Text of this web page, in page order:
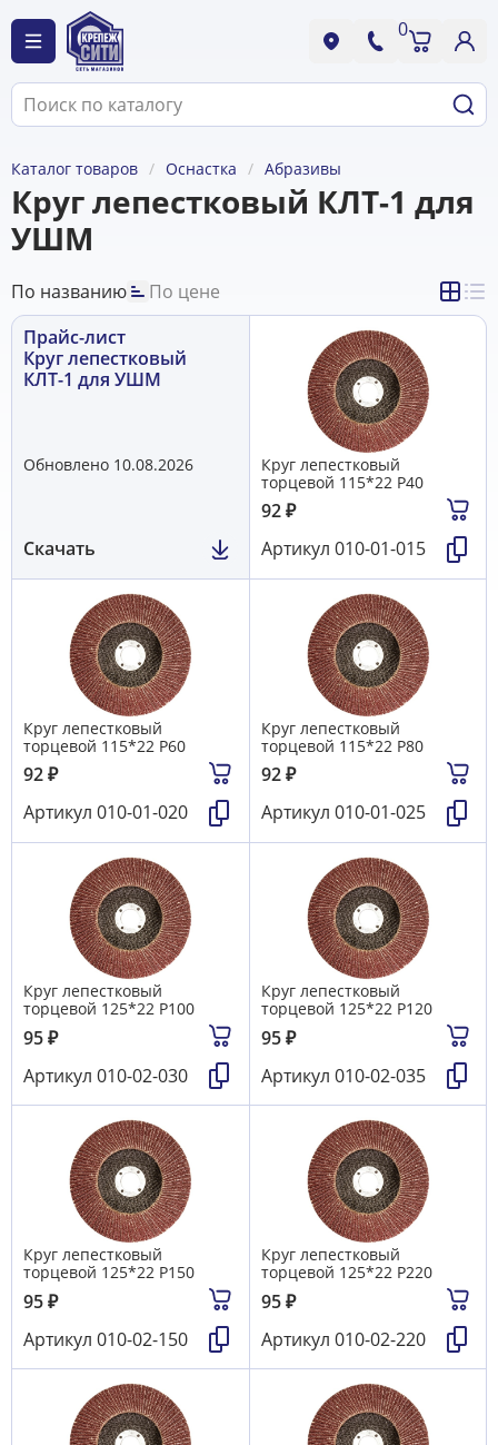
0
Каталог товаров Оснастка Абразивы
Круг лепестковый КЛТ-1 для
УШМ
По названию
По цене
Прайс-лист
Круг лепестковый
КЛТ-1 для УШМ
Обновлено 10.08.2026
Скачать
Круг лепестковый
торцевой 115*22 Р40
92₽
Артикул 010-01-015
Круг лепестковый
торцевой 115*22 Р60
92₽
Артикул 010-01-020
Круг лепестковый
торцевой 115*22 Р80
92₽
Артикул 010-01-025
Круг лепестковый
торцевой 125*22 Р100
95₽
Артикул 010-02-030
Круг лепестковый
торцевой 125*22 Р120
95₽
Артикул 010-02-035
Круг лепестковый
торцевой 125*22 Р150
95₽
Артикул 010-02-150
Круг лепестковый
торцевой 125*22 Р220
95₽
Артикул 010-02-220